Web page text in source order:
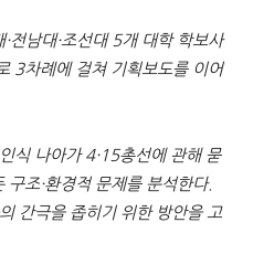
전남대·조선대 5개 대학 학보사
3차례에 걸쳐 기획보도를 이어
식 나아가 4·15총선에 관해 묻
조·환경적 문제를 분석한다.
간극을 좁히기 위한 방안을 고